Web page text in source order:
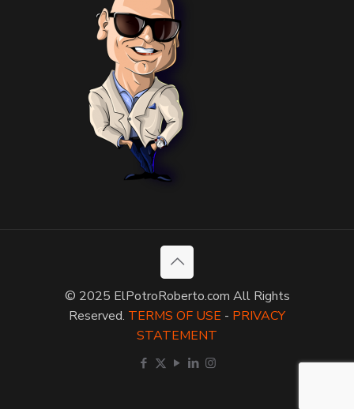
© 2025 ElPotroRoberto.com All Rights
Reserved. TERMS OF USE - PRIVACY
STATEMENT